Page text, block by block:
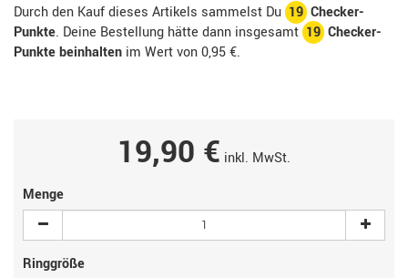
Durch den Kauf dieses Artikels sammelst Du 19 Checker-
Punkte. Deine Bestellung hätte dann insgesamt 19 Checker-
Punkte beinhalten im Wert von0,95 €.
19,90 € inkl. MwSt.
Menge
Ringgröße